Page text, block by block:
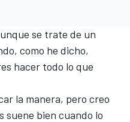
se trate de un
como he dicho,
hacer todo lo que
la manera, pero creo
suene bien cuando lo